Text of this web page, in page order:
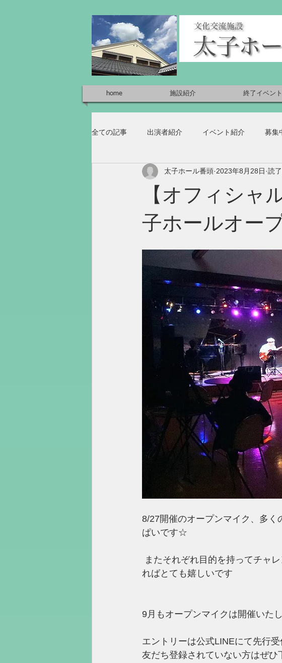
home 施設紹介 終了イベント
全ての記事 出演者紹介 イベント紹介 募集
【オフィシャ
子ホールオー
太子ホール番頭 2023年8月28日 読
8/27開催のオープンマイク、多く
ぱいです☆
ればとても嬉しいです
9月もオープンマイクは開催いたし
エントリーは公式LINEにて先行
友だち登録されていない方はぜ